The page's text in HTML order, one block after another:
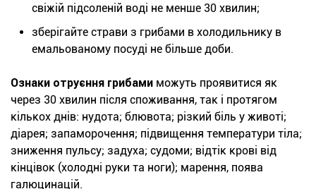
свіжій підсоленій воді не менше 30 хвилин;
зберігайте страви з грибами в холодильнику в
емальованому посуді не більше доби.
Ознаки отруєння грибами можуть проявитися як
через 30 хвилин після споживання, так і протягом
кількох днів: нудота; блювота; різкий біль у животі;
діарея; запаморочення; підвищення температури тіла;
зниження пульсу; задуха; судоми; відтік крові від
кінцівок (холодні руки та ноги); марення, поява
галюцинацій.